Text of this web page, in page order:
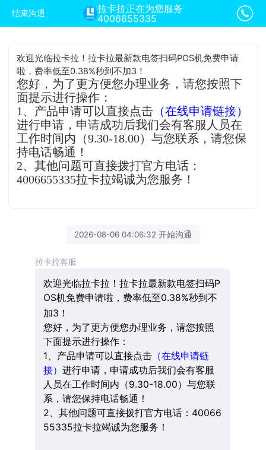
结束沟通
拉卡拉正在为您服务
4006655335
欢迎光临拉卡拉！拉卡拉最新款电签扫码POS机免费申请
啦，费率低至0.38%秒到不加3！
您好，为了更方便您办理业务，请您按照下
面提示进行操作：
1、产品申请可以直接点击 （在线申请链接）
进行申请，申请成功后我们会有客服人员在
工作时间内（9.30-18.00）与您联系，请您保
持电话畅通！
2、其他问题可直接拨打官方电话：
4006655335拉卡拉竭诚为您服务！
2026-08-06 04:06:32 开始沟通
拉卡拉客服
欢迎光临拉卡拉！拉卡拉最新款电签扫码P
OS机免费申请啦，费率低至0.38%秒到不
加3！
您好，为了更方便您办理业务，请您按照
下面提示进行操作：
1、产品申请可以直接点击（在线申请链
接） 进行申请，申请成功后我们会有客服
人员在工作时间内（9.30-18.00）与您联
系，请您保持电话畅通！
2、其他问题可直接拨打官方电话：40066
55335拉卡拉竭诚为您服务！